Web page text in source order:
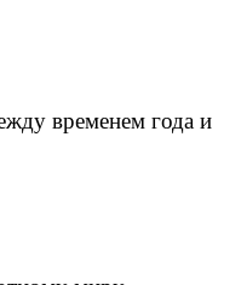
временем года и